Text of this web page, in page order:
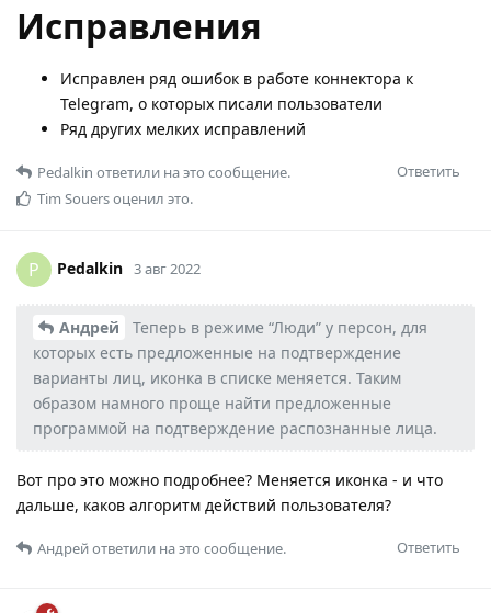
Исправления
Исправлен ряд ошибок в работе коннектора к
Telegram, о которых писали пользователи
Ряд других мелких исправлений
Ответить
Pedalkin ответили на это сообщение.
Tim Souersоценил это.
P Pedalkin 3 авг 2022
Андрей
Теперь в режиме “Люди” у персон, для
которых есть предложенные на подтверждение
варианты лиц, иконка в списке меняется. Таким
образом намного проще найти предложенные
программой на подтверждение распознанные лица.
Вот про это можно подробнее? Меняется иконка - и что
дальше, каков алгоритм действий пользователя?
Ответить
Андрейответили на это сообщение.